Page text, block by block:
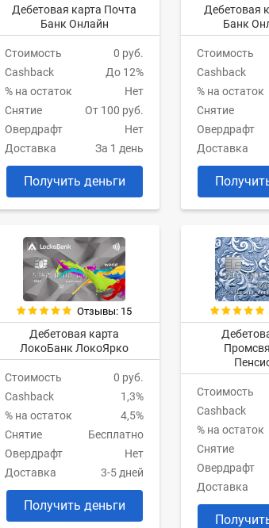
Дебетовая карта Почта
Банк Онлайн
Стоимость
0 руб.
Cashback
До 12%
% на остаток
Нет
Снятие
От 100 руб.
Овердрафт
Нет
Доставка
За 1 день
Получить деньги
Дебетовая
Банк
Стоимость
Cashback
% на остаток
Снятие
Овердрафт
Доставка
Отзывы: 15
Дебетовая карта
ЛокоБанк ЛокоЯрко
Стоимость
0 руб.
Cashback
1,3%
% на остаток
4,5%
Снятие
Бесплатно
Овердрафт
Нет
Доставка
3-5 дней
Получить деньги
Стоимость
Cashback
% на остаток
Снятие
Овердрафт
Доставка